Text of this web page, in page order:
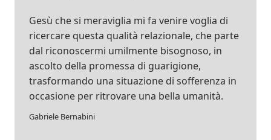
Gesù che si meraviglia mi fa venire voglia di
ricercare questa qualità relazionale, che parte
dal riconoscermi umilmente bisognoso, in
ascolto della promessa di guarigione,
trasformando una situazione di sofferenza in
occasione per ritrovare una bella umanità.
Gabriele Bernabini